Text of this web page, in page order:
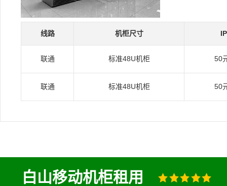
线路 机柜尺寸
联通 标准48U机柜 50
联通 标准48U机柜 50
白山移动机柜租用